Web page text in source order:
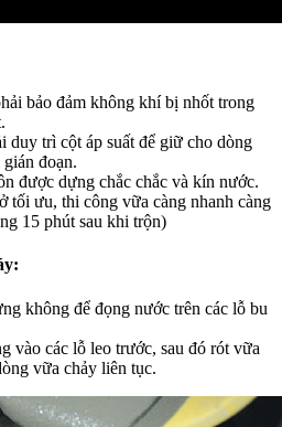
bảo đảm không khí bị nhốt trong
duy trì cột áp suất để giữ cho dòng
đoạn.
được dựng chắc chắc và kín nước.
tối ưu, thi công vữa càng nhanh càng
15 phút sau khi trộn)
không để đọng nước trên các lỗ bu
vào các lỗ leo trước, sau đó rót vữa
vữa chảy liên tục.